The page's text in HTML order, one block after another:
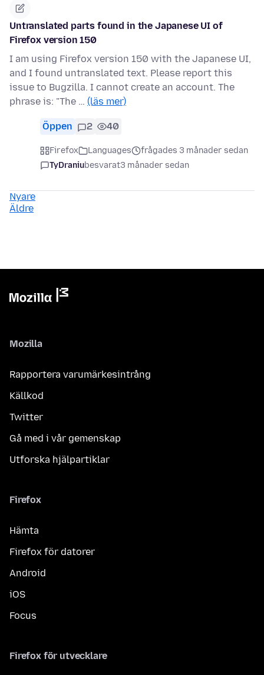
Untranslated parts found in the Japanese UI of
Firefox version 150
I am using Firefox version 150 with the Japanese UI,
and I found untranslated text. Please report this
issue to Bugzilla. I cannot create an account. The
phrase is: "The … (läs mer)
Öppen 2 40
Firefox Languages
frågades 3 månader sedan
TyDraniubesvarat3 månader sedan
Nyare
Äldre
Mozilla
Rapportera varumärkesintrång
Källkod
Twitter
Gå med i vår gemenskap
Utforska hjälpartiklar
Firefox
Hämta
Firefox för datorer
Android
iOS
Focus
Firefox för utvecklare